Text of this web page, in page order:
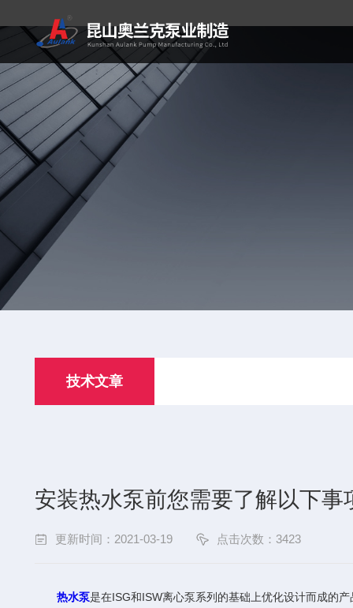
技术文章
安装热水泵前您需要了解以下事
更新时间：2021-03-19 点击次数：3423
热水泵是在ISG和ISW离心泵系列的基础上优化设计而成的